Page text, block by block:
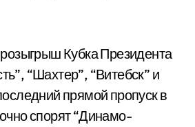
Кубка Президента
“Шахтер”, “Витебск” и
прямой пропуск в
спорят “Динамо-